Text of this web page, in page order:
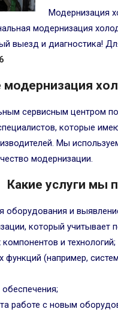
Модернизация
модернизация
выезд и диагностика!
модернизация
сервисным центром
которые
Мы
модернизации.
Какие услуги мы
оборудования и
который учитывает
и технологий;
функций (например,
работе с новым